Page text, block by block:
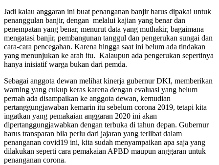
Jadi kalau anggaran ini buat penanganan banjir harus dipakai untuk
penanggulan banjir, dengan melalui kajian yang benar dan
penempatan yang benar, menurut data yang muthakir, bagaimana
mengatasi banjir, pembangunan tanggul dan pengerukan sungai dan
cara-cara pencegahan. Karena hingga saat ini belum ada tindakan
yang menunjukan ke arah itu. Kalaupun ada pengerukan sepertinya
hanya inisiatif warga bukan dari pemda.
Sebagai anggota dewan melihat kinerja gubernur DKI, memberikan
warning yang cukup keras karena dengan evaluasi yang belum
pernah ada disampaikan ke anggota dewan, kemudian
pertanggungjawaban kemarin itu sebelum corona 2019, tetapi kita
ingatkan yang pemakaian anggaran 2020 ini akan
dipertanggungjawabkan dengan terbuka di tahun depan. Gubernur
harus transparan bila perlu dari jajaran yang terlibat dalam
penanganan covid19 ini, kita sudah menyampaikan apa saja yang
dilakukan seperti cara pemakaian APBD maupun anggaran untuk
penanganan corona.